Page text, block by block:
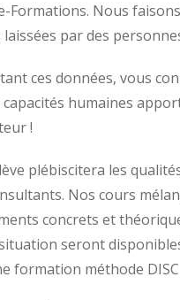
Formations. Nous
par des
ces données, vous
humaines
!
plébiscitera les
Nos cours
concrets et
seront
formation méthode DISC